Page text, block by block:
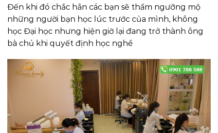
Đến khi đó chắc hẳn các bạn sẽ thầm ngưỡng mộ
những người bạn học lúc trước của mình, không
học Đại học nhưng hiện giờ lại đang trở thành ông
bà chủ khi quyết định học nghề